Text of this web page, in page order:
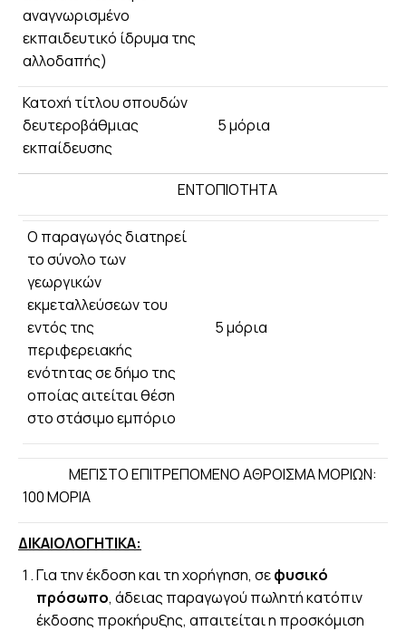
αναγνωρισμένο
εκπαιδευτικό ίδρυμα της
αλλοδαπής)
Κατοχή τίτλου σπουδών
δευτεροβάθμιας
εκπαίδευσης
5 μόρια
ΕΝΤΟΠΙΟΤΗΤΑ
Ο παραγωγός διατηρεί
το σύνολο των
γεωργικών
εκμεταλλεύσεων του
εντός της
περιφερειακής
ενότητας σε δήμο της
οποίας αιτείται θέση
στο στάσιμο εμπόριο
5 μόρια
ΜΕΓΙΣΤΟ ΕΠΙΤΡΕΠΟΜΕΝΟ ΑΘΡΟΙΣΜΑ ΜΟΡΙΩΝ:
100 ΜΟΡΙΑ
ΔΙΚΑΙΟΛΟΓΗΤΙΚΑ:
Για την έκδοση και τη χορήγηση, σεφυσικό
πρόσωπο, άδειας παραγωγού πωλητή κατόπιν
έκδοσης προκήρυξης, απαιτείται η προσκόμιση